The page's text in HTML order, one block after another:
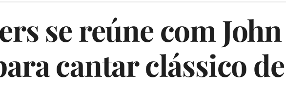
se reúne com John
cantar clássico de